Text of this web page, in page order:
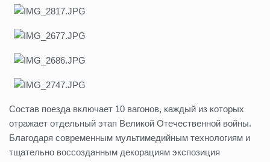
Состав поезда включает 10 вагонов, каждый из которых
отражает отдельный этап Великой Отечественной войны.
Благодаря современным мультимедийным технологиям и
тщательно воссозданным декорациям экспозиция